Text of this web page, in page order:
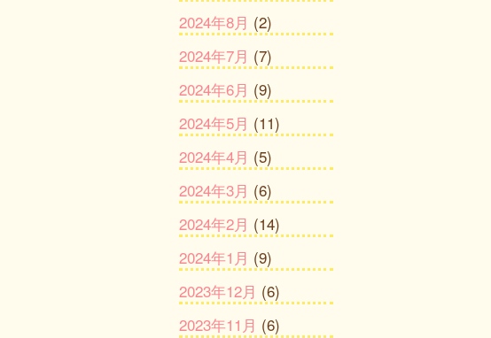
2024年8月 (2)
2024年7月 (7)
2024年6月 (9)
2024年5月 (11)
2024年4月 (5)
2024年3月 (6)
2024年2月 (14)
2024年1月 (9)
2023年12月 (6)
2023年11月 (6)